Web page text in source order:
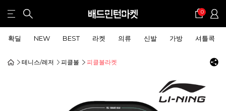
0
확딜 NEW BEST 라켓 의류 신발 가방 셔틀콕
테니스/레저 피클볼 피클볼라켓